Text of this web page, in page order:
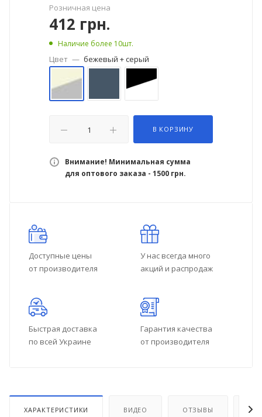
Розничная цена
412 грн.
Наличие более 10шт.
Цвет — бежевый + серый
В КОРЗИНУ
Внимание! Минимальная сумма
для оптового заказа - 1500 грн.
Доступные цены
от производителя
У нас всегда много
акций и распродаж
Быстрая доставка
по всей Украине
Гарантия качества
от производителя
ХАРАКТЕРИСТИКИ ВИДЕО ОТЗЫВЫ